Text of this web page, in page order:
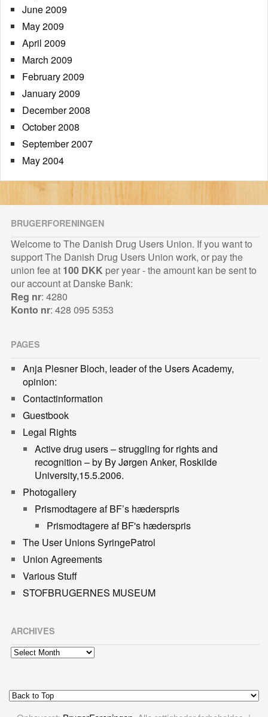
June 2009
May 2009
April 2009
March 2009
February 2009
January 2009
December 2008
October 2008
September 2007
May 2004
BRUGERFORENINGEN
Welcome to The Danish Drug Users Union. If you want to
support The Danish Drug Users Union work, or pay the
union fee at 100 DKK per year - the amount kan be sent to
our account at Danske Bank:
Reg nr: 4280
Konto nr: 428 095 5353
PAGES
Anja Plesner Bloch, leader of the Users Academy,
opinion:
Contactinformation
Guestbook
Legal Rights
Active drug users – struggling for rights and
recognition – by By Jørgen Anker, Roskilde
University,15.5.2006.
Photogallery
Prismodtagere af BF’s hæderspris
Prismodtagere af BF's hæderspris
The User Unions SyringePatrol
Union Agreements
Various Stuff
STOFBRUGERNES MUSEUM
ARCHIVES
Archives